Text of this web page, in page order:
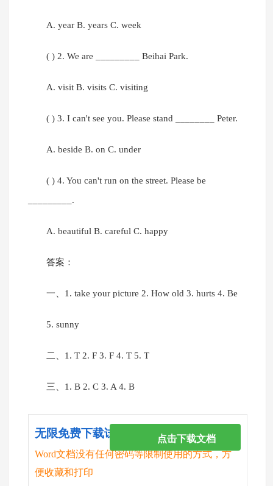
A. year B. years C. week
( ) 2. We are _________ Beihai Park.
A. visit B. visits C. visiting
( ) 3. I can't see you. Please stand ________ Peter.
A. beside B. on C. under
( ) 4. You can't run on the street. Please be
_________.
A. beautiful B. careful C. happy
答案：
一、1. take your picture 2. How old 3. hurts 4. Be
5. sunny
二、1. T 2. F 3. F 4. T 5. T
三、1. B 2. C 3. A 4. B
无限免费下载试卷
Word文档没有任何密码等限制使用的方式，方
便收藏和打印
点击下载文档